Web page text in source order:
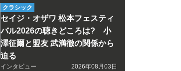
クラシック
セイジ・オザワ 松本フェスティ
バル2026の聴きどころは? 小
澤征爾と盟友 武満徹の関係から
迫る
インタビュー 2026年08月03日